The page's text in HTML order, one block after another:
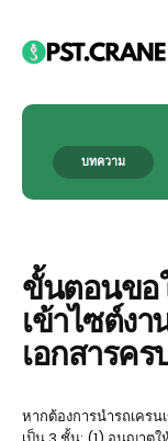
บทความ
Blog
ขั้นตอนขอ
เข้าไซต์ง
เอกสารคร
หากต้องการนำรถเคร